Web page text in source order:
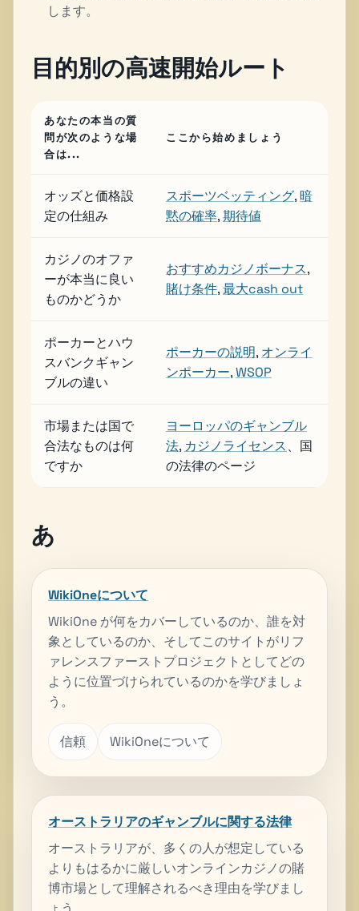
します。
目的別の高速開始ルート
あなたの本当の質
問が次のような場
合は...
ここから始めましょう
オッズと価格設
定の仕組み
スポーツベッティング,暗
黙の確率,期待値
カジノのオファ
ーが本当に良い
ものかどうか
おすすめカジノボーナス,
賭け条件,最大cash out
ポーカーとハウ
スバンクギャン
ブルの違い
ポーカーの説明, オンライ
ンポーカー,WSOP
市場または国で
合法なものは何
ですか
ヨーロッパのギャンブル
法, カジノライセンス、国
の法律のページ
あ
WikiOneについて
WikiOne が何をカバーしているのか、誰を対
象としているのか、そしてこのサイトがリフ
ァレンスファーストプロジェクトとしてどの
ように位置づけられているのかを学びましょ
う。
信頼 WikiOneについて
オーストラリアのギャンブルに関する法律
オーストラリアが、多くの人が想定している
よりもはるかに厳しいオンラインカジノの賭
博市場として理解されるべき理由を学びまし